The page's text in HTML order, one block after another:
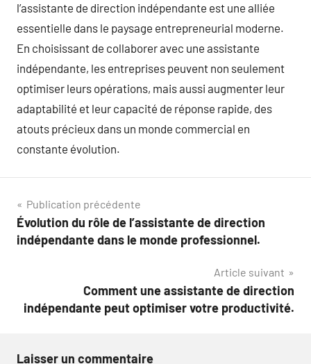
l’assistante de direction indépendante est une alliée
essentielle dans le paysage entrepreneurial moderne.
En choisissant de collaborer avec une assistante
indépendante, les entreprises peuvent non seulement
optimiser leurs opérations, mais aussi augmenter leur
adaptabilité et leur capacité de réponse rapide, des
atouts précieux dans un monde commercial en
constante évolution.
Navigation
de
Publication précédente
Évolution du rôle de l’assistante de direction
indépendante dans le monde professionnel.
Article suivant
Comment une assistante de direction
indépendante peut optimiser votre productivité.
Laisser un commentaire